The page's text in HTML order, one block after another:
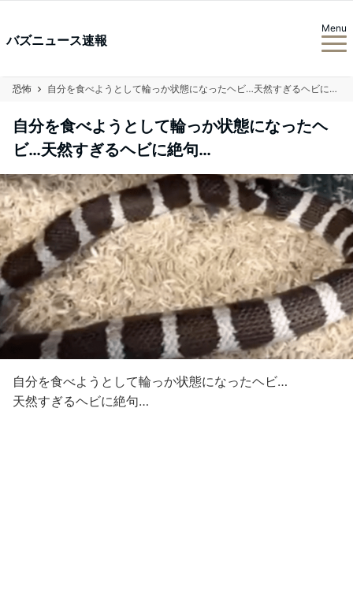
バズニュース速報
Menu
恐怖 自分を食べようとして輪っか状態になったヘビ…天然すぎるヘビに絶句…
自分を食べようとして輪っか状態になったヘ
ビ…天然すぎるヘビに絶句…
自分を食べようとして輪っか状態になったヘビ…
天然すぎるヘビに絶句…